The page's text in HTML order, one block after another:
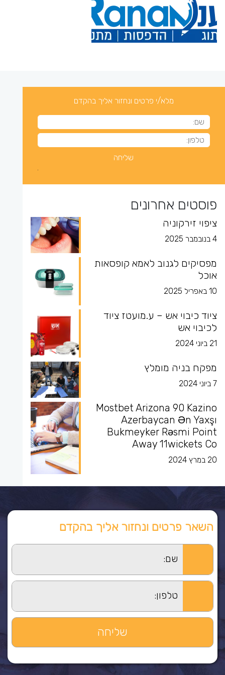
מלא/י פרטים ונחזור אליך בהקדם
פוסטים אחרונים
ציפוי זירקוניה
4 בנובמבר 2025
מפסיקים לגנוב לאמא קופסאות
אוכל
10 באפריל 2025
ציוד כיבוי אש – ע.מועטז ציוד
לכיבוי אש
21 ביוני 2024
מפקח בניה מומלץ
7 ביוני 2024
Mostbet Arizona 90 Kazino
Azerbaycan Ən Yaxşı
Bukmeyker Rəsmi Point
Away 11wickets Co
20 במרץ 2024
השאר פרטים ונחזור אליך בהקדם